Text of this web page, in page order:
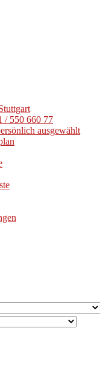
/ 550 660 77
ausgewählt